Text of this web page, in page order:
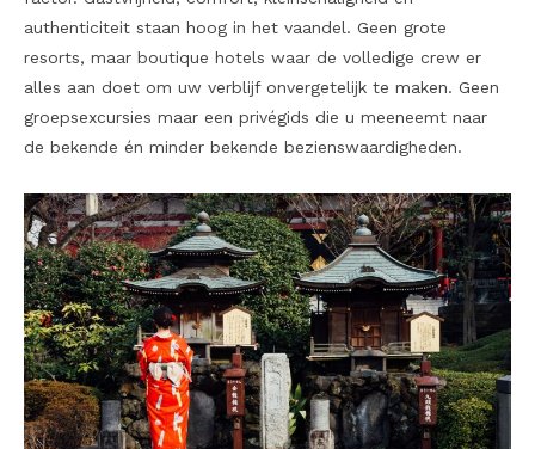
authenticiteit staan hoog in het vaandel. Geen grote
resorts, maar boutique hotels waar de volledige crew er
alles aan doet om uw verblijf onvergetelijk te maken. Geen
groepsexcursies maar een privégids die u meeneemt naar
de bekende én minder bekende bezienswaardigheden.